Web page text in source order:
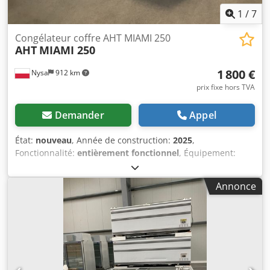
1 /7
Nysa 912 km
Congélateur coffre AHT MIAMI 250
AHT MIAMI 250
1 800 €
prix fixe hors TVA
Demander Appel
État: nouveau, Année de construction: 2025,
Fonctionnalité: entièrement fonctionnel, Équipement:
, Congélateur coffre / Congélateur
professionnel AHT MIAMI 250 Appareil flambant neuf.
Dimensions : 250 cm x 85,4 cm x 83,3 cm Fluide frigorigène
: R290 Année de fabrication : 2025 Température de
congélation : -18°C à -23°C Éclairage : LED Les frais de
transport dépendent du poids, du volume et surtout de la
distance. Pour toute demande, les informations suivantes
sont importantes : adresse de livraison (code postal et nom
de la localité). Pour des informations complémentaires, un
Annonce